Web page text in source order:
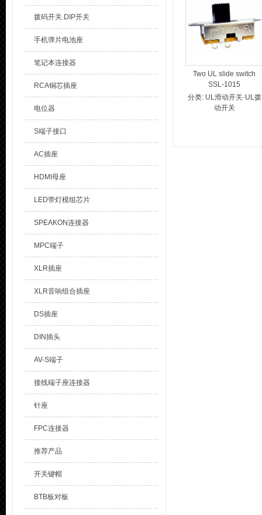
拨码开关.DIP开关
手机弹片电池座
笔记本连接器
RCA铜芯插座
电位器
S端子接口
AC插座
HDMI母座
LED带灯模组芯片
SPEAKON连接器
MPC端子
XLR插座
XLR音响组合插座
DS插座
DIN插头
AV-S端子
接线端子座连接器
针座
FPC连接器
推荐产品
开关键帽
BTB板对板
Two UL slide switch
SSL-1015
分类: UL滑动开关·UL拨
动开关